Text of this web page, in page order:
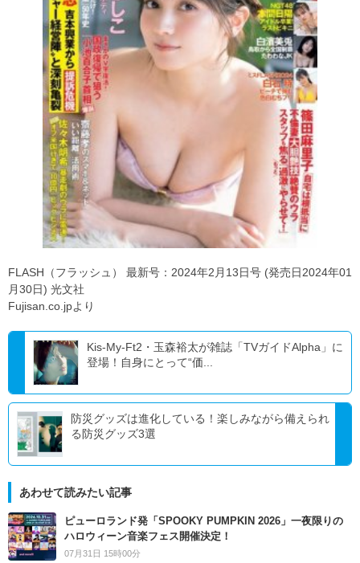
FLASH（フラッシュ） 最新号：2024年2月13日号 (発売日2024年01
月30日) 光文社
Fujisan.co.jpより
Kis-My-Ft2・玉森裕太が雑誌「TVガイドAlpha」に
登場！自身にとって“価...
防災グッズは進化している！楽しみながら備えられ
る防災グッズ3選
あわせて読みたい記事
ピューロランド発「SPOOKY PUMPKIN 2026」一夜限りの
ハロウィーン音楽フェス開催決定！
07月31日 15時00分